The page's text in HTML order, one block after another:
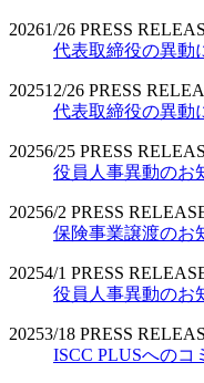
20261/26 PRESS
代表取締役の異動
202512/26 PRESS
代表取締役の異動
20256/25 PRESS
役員人事異動のお
20256/2 PRESS
保険事業譲渡のお
20254/1 PRESS
役員人事異動のお
20253/18 PRESS
ISCC PLUSへのコ